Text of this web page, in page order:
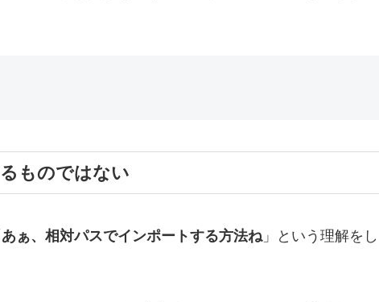
ものではない
あぁ、相対パスでインポートする方法ね 」という理解をし